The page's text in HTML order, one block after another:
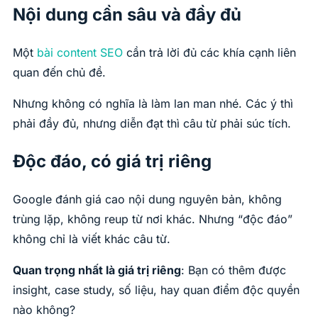
Nội dung cần sâu và đầy đủ
Một bài content SEO cần trả lời đủ các khía cạnh liên
quan đến chủ đề.
Nhưng không có nghĩa là làm lan man nhé. Các ý thì
phải đầy đủ, nhưng diễn đạt thì câu từ phải súc tích.
Độc đáo, có giá trị riêng
Google đánh giá cao nội dung nguyên bản, không
trùng lặp, không reup từ nơi khác. Nhưng “độc đáo”
không chỉ là viết khác câu từ.
Quan trọng nhất là giá trị riêng: Bạn có thêm được
insight, case study, số liệu, hay quan điểm độc quyền
nào không?